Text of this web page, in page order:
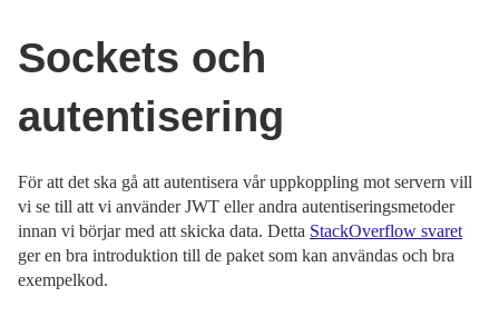
Sockets och
autentisering
För att det ska gå att autentisera vår uppkoppling mot servern vill
vi se till att vi använder JWT eller andra autentiseringsmetoder
innan vi börjar med att skicka data. Detta StackOverflow svaret
ger en bra introduktion till de paket som kan användas och bra
exempelkod.